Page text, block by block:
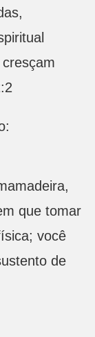
que tomar
você
de